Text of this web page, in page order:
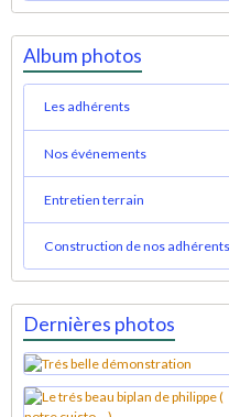
Album photos
Les adhérents
Nos événements
Entretien terrain
Construction de nos adhérents
Dernières photos